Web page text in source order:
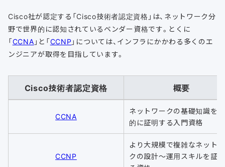
Cisco社が認定する「Cisco技術者認定資格」は、ネットワーク分
野で世界的に認知されているベンダー資格です。とくに
「CCNA 」と「CCNP 」については、インフラにかかわる多くのエ
ンジニアが取得を目指しています。
Cisco技術者認定資格 概要
CCNA
ネットワークの基礎知識を
的に証明する入門資格
CCNP
より大規模で複雑なネット
クの設計～運用スキルを証